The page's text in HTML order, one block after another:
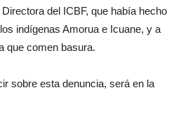
del ICBF, que había hecho
indígenas Amorua e Icuane, y a
que comen basura.
sobre esta denuncia, será en la